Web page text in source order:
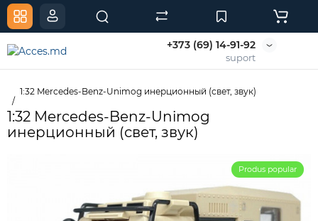
+373 (69) 14-91-92
suport
1:32 Mercedes-Benz-Unimog инерционный (свет, звук)
1:32 Mercedes-Benz-Unimog
инерционный (свет, звук)
Produs popular